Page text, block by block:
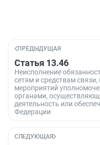
ПРЕДЫДУЩАЯ
Статья 13.46
Неисполнение
сетям и средствам
мероприятий
органами,
деятельность или
Федерации
СЛЕДУЮЩАЯ